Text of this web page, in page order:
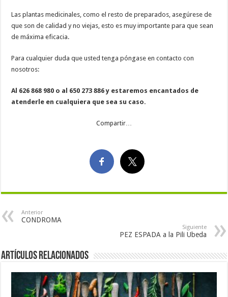
Las plantas medicinales, como el resto de preparados, asegúrese de
que son de calidad y no viejas, esto es muy importante para que sean
de máxima eficacia.
Para cualquier duda que usted tenga póngase en contacto con
nosotros:
Al 626 868 980 o al 650 273 886 y estaremos encantados de
atenderle en cualquiera que sea su caso.
Compartir…
Anterior
CONDROMA
Siguiente
PEZ ESPADA a la Pili Ubeda
Artículos Relacionados